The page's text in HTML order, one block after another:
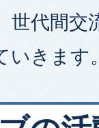
世代間交
いきます